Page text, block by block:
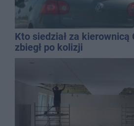
Kto siedział za kierownicą
zbiegł po kolizji